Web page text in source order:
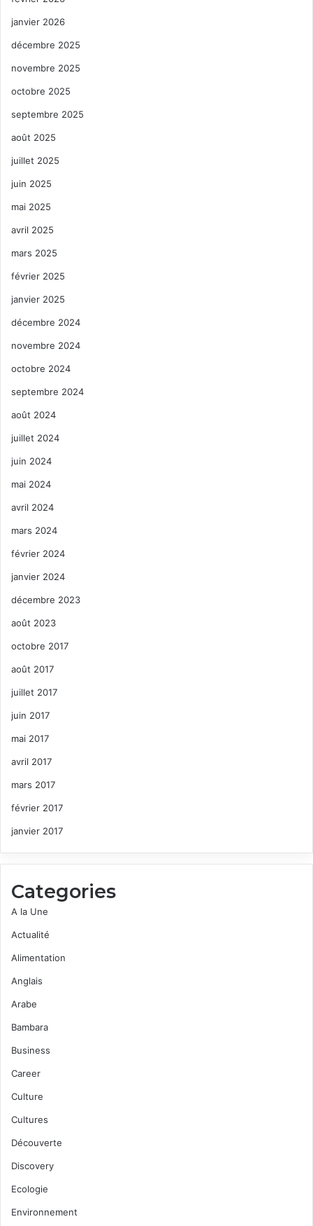
janvier 2026
décembre 2025
novembre 2025
octobre 2025
septembre 2025
août 2025
juillet 2025
juin 2025
mai 2025
avril 2025
mars 2025
février 2025
janvier 2025
décembre 2024
novembre 2024
octobre 2024
septembre 2024
août 2024
juillet 2024
juin 2024
mai 2024
avril 2024
mars 2024
février 2024
janvier 2024
décembre 2023
août 2023
octobre 2017
août 2017
juillet 2017
juin 2017
mai 2017
avril 2017
mars 2017
février 2017
janvier 2017
Categories
A la Une
Actualité
Alimentation
Anglais
Arabe
Bambara
Business
Career
Culture
Cultures
Découverte
Discovery
Ecologie
Environnement